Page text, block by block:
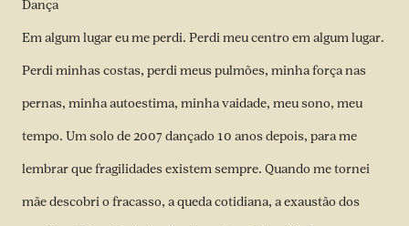
Dança
Em algum lugar eu me perdi. Perdi meu centro em algum lugar.
Perdi minhas costas, perdi meus pulmões, minha força nas
pernas, minha autoestima, minha vaidade, meu sono, meu
tempo. Um solo de 2007 dançado 10 anos depois, para me
lembrar que fragilidades existem sempre. Quando me tornei
mãe descobri o fracasso, a queda cotidiana, a exaustão dos